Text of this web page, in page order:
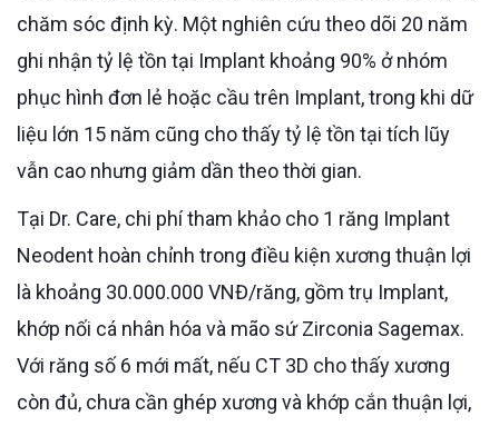
chăm sóc định kỳ. Một nghiên cứu theo dõi 20 năm
ghi nhận tỷ lệ tồn tại Implant khoảng 90% ở nhóm
phục hình đơn lẻ hoặc cầu trên Implant, trong khi dữ
liệu lớn 15 năm cũng cho thấy tỷ lệ tồn tại tích lũy
vẫn cao nhưng giảm dần theo thời gian.
Tại Dr. Care, chi phí tham khảo cho 1 răng Implant
Neodent hoàn chỉnh trong điều kiện xương thuận lợi
là khoảng 30.000.000 VNĐ/răng, gồm trụ Implant,
khớp nối cá nhân hóa và mão sứ Zirconia Sagemax.
Với răng số 6 mới mất, nếu CT 3D cho thấy xương
còn đủ, chưa cần ghép xương và khớp cắn thuận lợi,